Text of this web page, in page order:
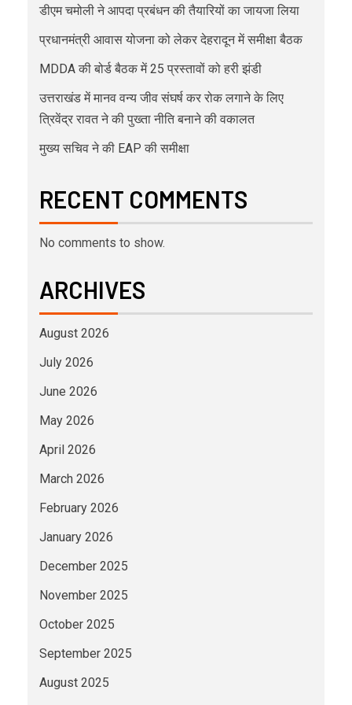
डीएम चमोली ने आपदा प्रबंधन की तैयारियों का जायजा लिया
प्रधानमंत्री आवास योजना को लेकर देहरादून में समीक्षा बैठक
MDDA की बोर्ड बैठक में 25 प्रस्तावों को हरी झंडी
उत्तराखंड में मानव वन्य जीव संघर्ष कर रोक लगाने के लिए
त्रिवेंद्र रावत ने की पुख्ता नीति बनाने की वकालत
मुख्य सचिव ने की EAP की समीक्षा
RECENT COMMENTS
No comments to show.
ARCHIVES
August 2026
July 2026
June 2026
May 2026
April 2026
March 2026
February 2026
January 2026
December 2025
November 2025
October 2025
September 2025
August 2025